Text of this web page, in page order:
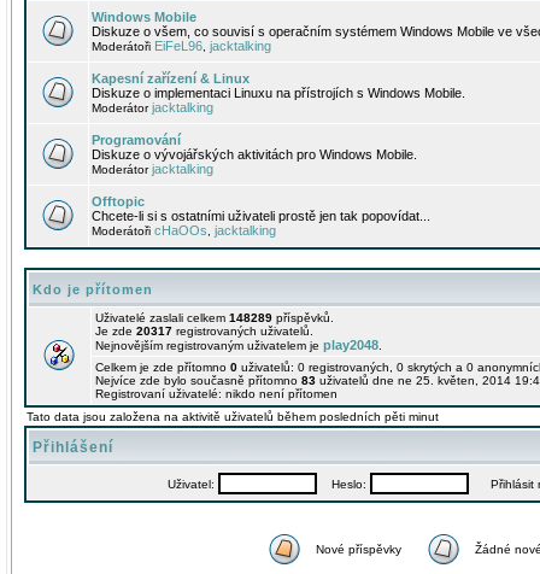
Windows Mobile
Diskuze o všem, co souvisí s operačním systémem Windows Mobile ve
Moderátoři EiFeL96 jacktalking
Kapesní zařízení & Linux
Diskuze o implementaci Linuxu na přístrojích s Windows Mobile.
Moderátorjacktalking
Programování
Diskuze o vývojářských aktivitách pro Windows Mobile.
Moderátorjacktalking
Offtopic
Chcete-li si s ostatními uživateli prostě jen tak popovídat...
Moderátoři cHaOOs jacktalking
Kdo je přítomen
Uživatelé zaslali celkem 148289 příspěvků.
Je zde 20317 registrovaných uživatelů.
Nejnovějším registrovaným uživatelem je play2048
Celkem je zde přítomno 0 uživatelů: 0 registrovaných, 0 skrytých a 0
Nejvíce zde bylo současně přítomno 83 uživatelů dne ne 25. květen, 2014
Registrovaní uživatelé: nikdo není přítomen
Tato data jsou založena na aktivitě uživatelů během posledních pěti minut
Přihlášení
Uživatel: Heslo: Přihlásit
Nové příspěvky Žádné